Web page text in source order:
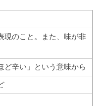
現のこと。また、味が非
ど辛い」という意味から